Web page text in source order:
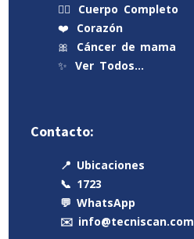
🧍‍♂️
Cuerpo Completo
❤️
Corazón
🎀
Cáncer de mama
✨ Ver Todos…
Contacto:
📍 Ubicaciones
📞 1723
💬 WhatsApp
✉️ info@tecniscan.com